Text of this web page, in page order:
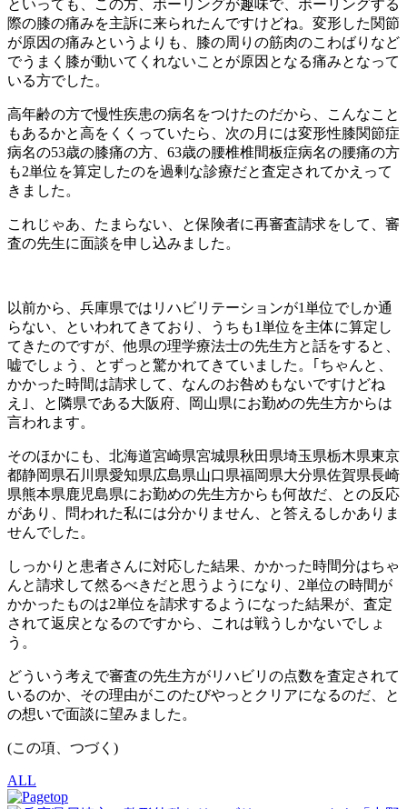
といっても、この方、ボーリングが趣味で、ボーリングする
際の膝の痛みを主訴に来られたんですけどね。変形した関節
が原因の痛みというよりも、膝の周りの筋肉のこわばりなど
でうまく膝が動いてくれないことが原因となる痛みとなって
いる方でした。
高年齢の方で慢性疾患の病名をつけたのだから、こんなこと
もあるかと高をくくっていたら、次の月には変形性膝関節症
病名の53歳の膝痛の方、63歳の腰椎椎間板症病名の腰痛の方
も2単位を算定したのを過剰な診療だと査定されてかえって
きました。
これじゃあ、たまらない、と保険者に再審査請求をして、審
査の先生に面談を申し込みました。
以前から、兵庫県ではリハビリテーションが1単位でしか通
らない、といわれてきており、うちも1単位を主体に算定し
てきたのですが、他県の理学療法士の先生方と話をすると、
嘘でしょう、とずっと驚かれてきていました。｢ちゃんと、
かかった時間は請求して、なんのお咎めもないですけどね
え｣、と隣県である大阪府、岡山県にお勤めの先生方からは
言われます。
そのほかにも、北海道宮崎県宮城県秋田県埼玉県栃木県東京
都静岡県石川県愛知県広島県山口県福岡県大分県佐賀県長崎
県熊本県鹿児島県にお勤めの先生方からも何故だ、との反応
があり、問われた私には分かりません、と答えるしかありま
せんでした。
しっかりと患者さんに対応した結果、かかった時間分はちゃ
んと請求して然るべきだと思うようになり、2単位の時間が
かかったものは2単位を請求するようになった結果が、査定
されて返戻となるのですから、これは戦うしかないでしょ
う。
どういう考えで審査の先生方がリハビリの点数を査定されて
いるのか、その理由がこのたびやっとクリアになるのだ、と
の想いで面談に望みました。
(この項、つづく)
ALL